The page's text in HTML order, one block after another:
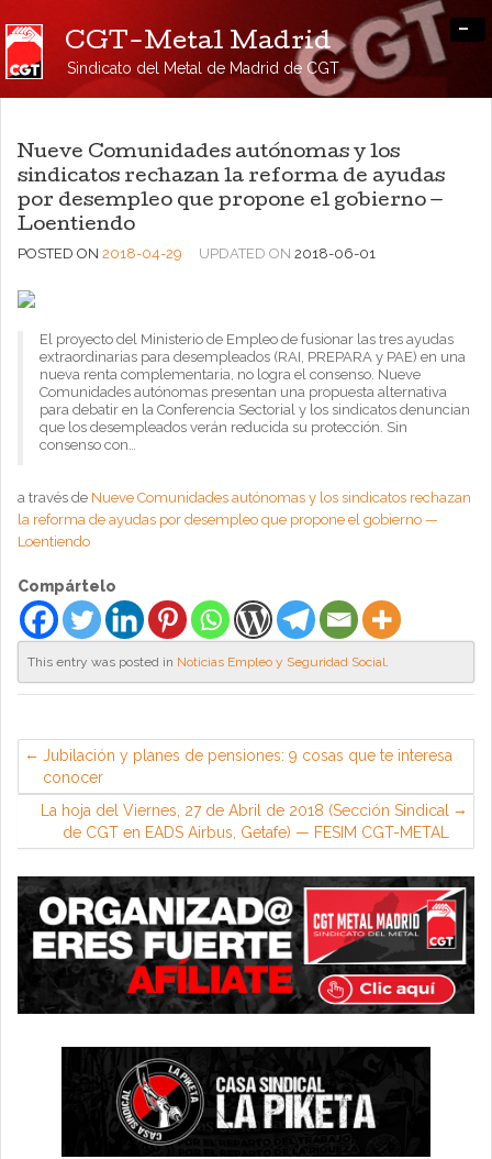
CGT-Metal Madrid
Sindicato del Metal de Madrid de CGT
-
Nueve Comunidades autónomas y los
sindicatos rechazan la reforma de ayudas
por desempleo que propone el gobierno —
Loentiendo
POSTED ON 2018-04-29 UPDATED ON 2018-06-01
El proyecto del Ministerio de Empleo de fusionar las tres ayudas
extraordinarias para desempleados (RAI, PREPARA y PAE) en una
nueva renta complementaria, no logra el consenso. Nueve
Comunidades autónomas presentan una propuesta alternativa
para debatir en la Conferencia Sectorial y los sindicatos denuncian
que los desempleados verán reducida su protección. Sin
consenso con…
a través de Nueve Comunidades autónomas y los sindicatos rechazan
la reforma de ayudas por desempleo que propone el gobierno —
Loentiendo
Compártelo
This entry was posted in Noticias Empleo y Seguridad Social.
Jubilación y planes de pensiones: 9 cosas que te interesa
conocer
La hoja del Viernes, 27 de Abril de 2018 (Sección Sindical
de CGT en EADS Airbus, Getafe) — FESIM CGT-METAL